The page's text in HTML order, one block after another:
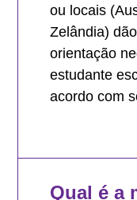
ou locais
Zelândia)
orientação
estudante
acordo com
Qual é a